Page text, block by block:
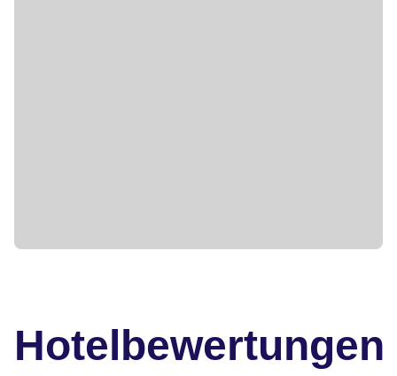
Hotelbewertungen